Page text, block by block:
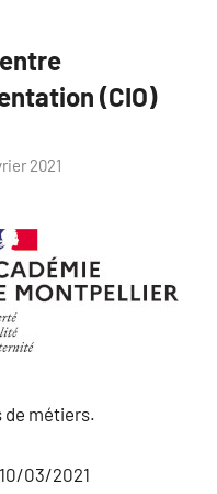
(CIO)
2021
de métiers.
03/2021